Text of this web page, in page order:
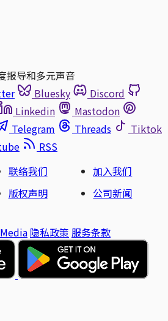
报导和多元声音
Bluesky
Discord
Linkedin
Mastodon
Telegram Threads
Tiktok
RSS
联络我们
加入我们
版权声明
公司新闻
隐私政策 服务条款